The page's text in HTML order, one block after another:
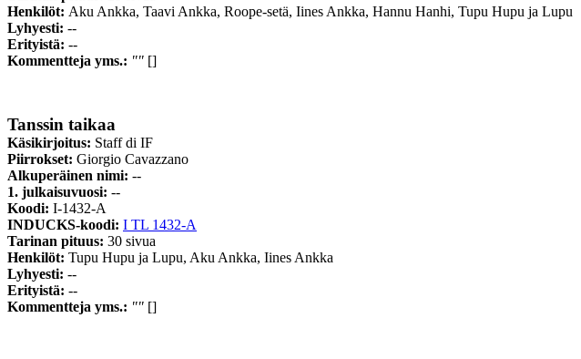
Henkilöt: Aku Ankka, Taavi Ankka, Roope-setä, Iines Ankka, Hannu Hanhi, Tupu Hupu ja Lupu
Lyhyesti: --
Erityistä: --
Kommentteja yms.: "" []
Tanssin taikaa
Käsikirjoitus: Staff di IF
Piirrokset: Giorgio Cavazzano
Alkuperäinen nimi: --
1. julkaisuvuosi: --
Koodi: I-1432-A
INDUCKS-koodi: I TL 1432-A
Tarinan pituus: 30 sivua
Henkilöt: Tupu Hupu ja Lupu, Aku Ankka, Iines Ankka
Lyhyesti: --
Erityistä: --
Kommentteja yms.: "" []